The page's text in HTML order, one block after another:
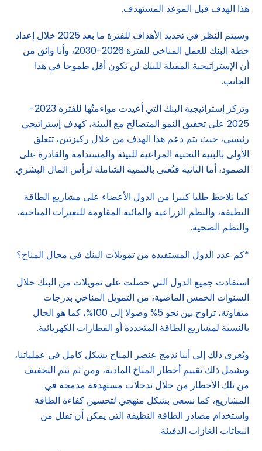
هذا الهدف قبل الموعد المستهدف.
وسيتم النظر في تحديد الأهداف للفترة ما بعد 2025 خلال إعداد
خطة البنك للعمل المناخي للفترة 2026-2030، وأنا واثق من
أن الإستراتيجية المقبلة للبنك لن تكون أقل طموحا في هذا
الجانب.
وتركز إستراتيجية البنك التي أعيدت مواءمتُها للفترة 2023-
2025 على تحقيق النمو المتصالح مع البيئة، كهدف إستراتيجي
رئيسي، حيث يتم دعم هذا الهدف من خلال ركيزتين، تتعلق
الأولى بالبنية التحتية المراعية للبيئة والمستدامة والقادرة على
الصمود، أما الثانية فتُعنى بالتنمية الشاملة لرأس المال البشري.
كما نلاحظ طلبا كبيرا من الدول الأعضاء على مشاريع الطاقة
النظيفة، والنظم الزراعية والمائية المقاومة للتغيرات المناخية،
والنظم الصحية.
*كم عدد الدول المستفيدة من تمويلات البنك في مجال المناخ؟
استفادت جميع الدول التي حصلت على تمويلات من البنك خلال
السنوات الخمس الماضية، من التمويل المناخي بدرجات
متفاوتة، تراوح بين نحو 5% وصولا إلى 100%، كما هو الحال
بالنسبة لمشاريع الطاقة المتجددة أو القطارات الكهربائية.
ويُعزى ذلك إلى أننا ندمج عنصر المناخ بشكل كامل في عملياتنا،
ويشمل ذلك تقييم أخطار المناخ المادية، ومن ثم يتم التخفيف
من تلك الأخطار من خلال تدخلات مستهدفة مدمجة في
المشاريع، كما نسعى بشكل منهجي لتحسين كفاءة الطاقة
واستخدام مصادر الطاقة النظيفة التي يمكن أن تقلل من
انبعاثات الغازات الدفيئة.